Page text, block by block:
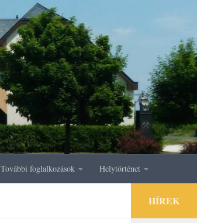
További foglalkozások Helytörténet
HÍREK